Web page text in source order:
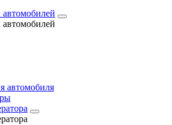
автомобилей
автомобилей
автомобиля